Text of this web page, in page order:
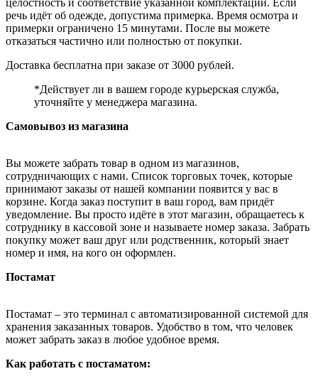
целостность и соответствие указанной комплектации. Если
речь идёт об одежде, допустима примерка. Время осмотра и
примерки ограничено 15 минутами. После вы можете
отказаться частично или полностью от покупки.
Доставка бесплатна при заказе от 3000 рублей.
*Действует ли в вашем городе курьерская служба,
уточняйте у менеджера магазина.
Самовывоз из магазина
Вы можете забрать товар в одном из магазинов,
сотрудничающих с нами. Список торговых точек, которые
принимают заказы от нашей компании появится у вас в
корзине. Когда заказ поступит в ваш город, вам придёт
уведомление. Вы просто идёте в этот магазин, обращаетесь к
сотруднику в кассовой зоне и называете номер заказа. Забрать
покупку может ваш друг или родственник, который знает
номер и имя, на кого он оформлен.
Постамат
Постамат – это терминал с автоматизированной системой для
хранения заказанных товаров. Удобство в том, что человек
может забрать заказ в любое удобное время.
Как работать с постаматом: